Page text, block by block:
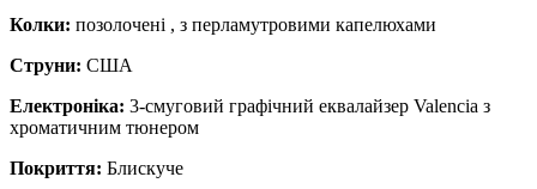
Колки: позолочені , з перламутровими капелюхами
Струни: США
Електроніка: 3-смуговий графічний еквалайзер Valencia з
хроматичним тюнером
Покриття: Блискуче